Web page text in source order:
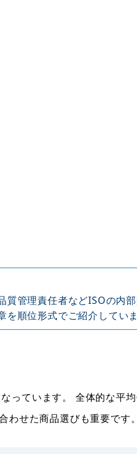
管理責任者などISOの内部
順位形式でご紹介してい
ています。 全体的な平
せた商品選びも重要で